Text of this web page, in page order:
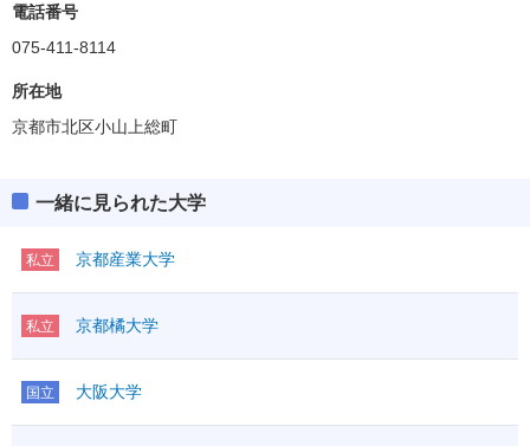
電話番号
075-411-8114
所在地
京都市北区小山上総町
一緒に見られた大学
私立 京都産業大学
私立 京都橘大学
国立 大阪大学